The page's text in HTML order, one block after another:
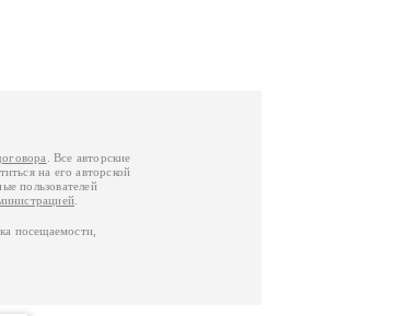
. Все авторские
на его авторской
пользователей
посещаемости,